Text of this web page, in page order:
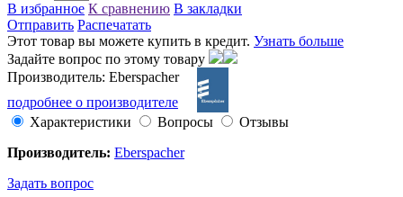
В избранное К сравнению В закладки
Отправить Распечатать
Этот товар вы можете купить в кредит. Узнать больше
Задайте вопрос по этому товару
Производитель: Eberspacher
подробнее о производителе
Характеристики
Вопросы
Отзывы
Производитель: Eberspacher
Задать вопрос